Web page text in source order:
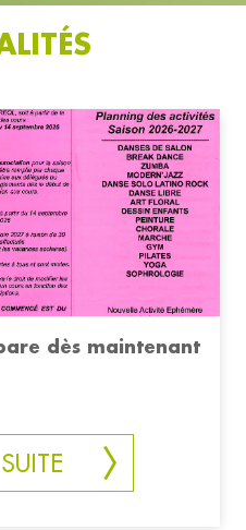
dès maintenant